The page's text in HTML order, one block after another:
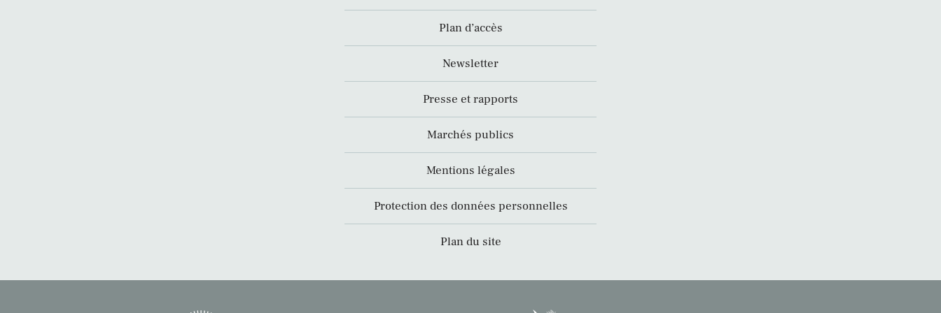
Plan d’accès
Newsletter
Presse et rapports
Marchés publics
Mentions légales
Protection des données personnelles
Plan du site